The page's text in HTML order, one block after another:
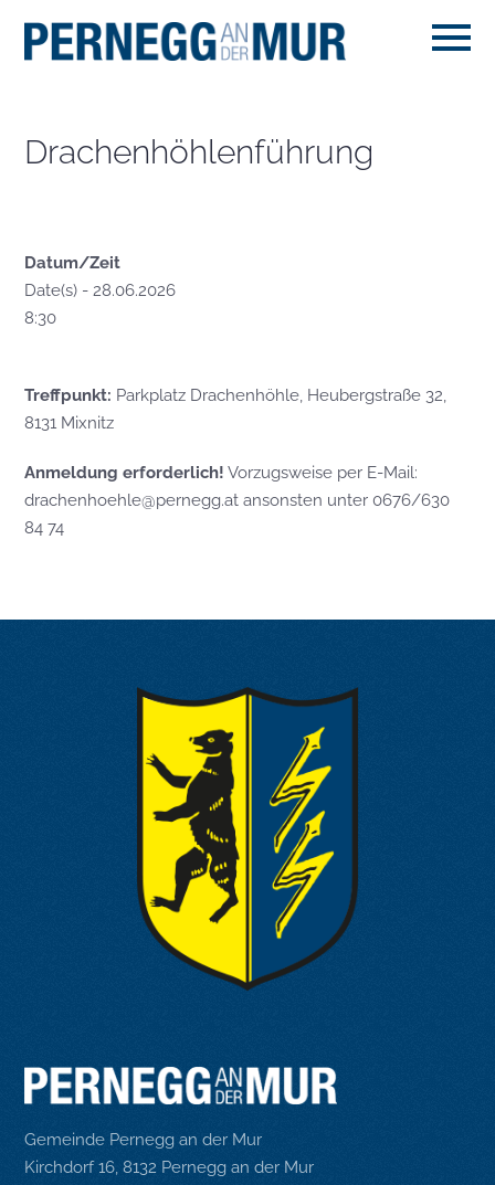
Drachenhöhlenführung
Datum/Zeit
Date(s) - 28.06.2026
8:30
Treffpunkt: Parkplatz Drachenhöhle, Heubergstraße 32,
8131 Mixnitz
Anmeldung erforderlich! Vorzugsweise per E-Mail:
drachenhoehle@pernegg.at ansonsten unter 0676/630
84 74
Gemeinde Pernegg an der Mur
Kirchdorf 16, 8132 Pernegg an der Mur